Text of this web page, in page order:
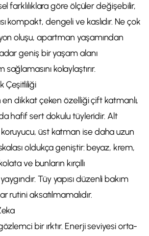
farklılıklara göre ölçüler değişebilir,
kompakt, dengeli ve kaslıdır. Ne çok
oluşu, apartman yaşamından
geniş bir yaşam alanı
kolaylaştırır.
Çeşitliliği
en dikkat çeken özelliği çift katmanlı,
hafif sert dokulu tüyleridir. Alt
üst katman ise daha uzun
skalası oldukça geniştir: beyaz, krem,
ve bunların kırçıllı
Tüy yapısı düzenli bakım
rutini aksatılmamalıdır.
bir ırktır. Enerji seviyesi orta-